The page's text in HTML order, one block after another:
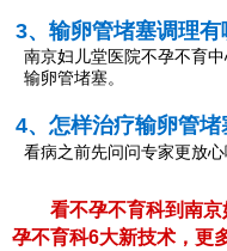
3、输卵管堵塞调理有
南京妇儿堂医院不孕不育
输卵管堵塞。
4、怎样治疗输卵管堵
看病之前先问问专家更放心
看不孕不育科到南
孕不育科6大新技术，更